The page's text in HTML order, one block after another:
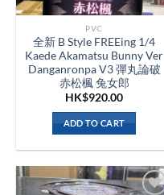
PVC
全新 B Style FREEing 1/4
Kaede Akamatsu Bunny Ver
Danganronpa V3 彈丸論破
赤松楓 兔女郎
HK$920.00
ADD TO CART